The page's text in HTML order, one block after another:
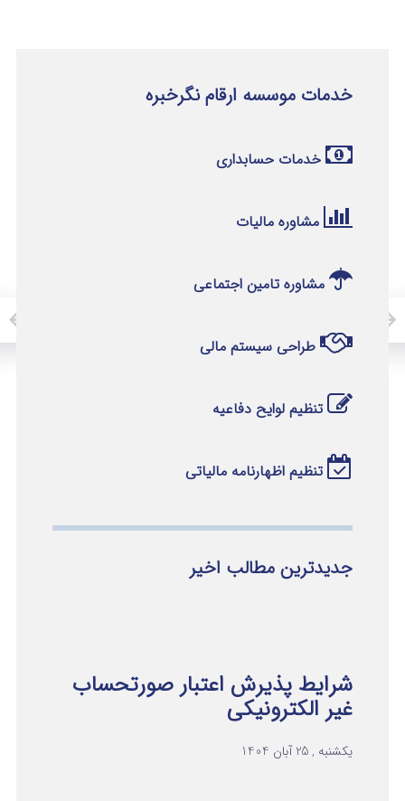
خدمات موسسه ارقام نگرخبره
خدمات حسابداری
مشاوره مالیات
مشاوره تامین اجتماعی
طراحی سیستم مالی
تنظیم لوایح دفاعیه
تنظیم اظهارنامه مالیاتی
جدیدترین مطالب اخیر
شرایط پذیرش اعتبار صورتحساب
غیر الکترونیکی
یکشنبه , 25 آبان 1404